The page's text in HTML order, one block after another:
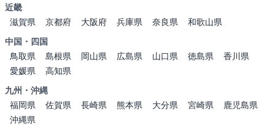
近畿
滋賀県
京都府 大阪府 兵庫県 奈良県
和歌山県
中国・四国
鳥取県
島根県 岡山県 広島県 山口県 徳島県
香川県
愛媛県
高知県
九州・沖縄
福岡県
佐賀県 長崎県 熊本県 大分県 宮崎県
鹿児島県
沖縄県